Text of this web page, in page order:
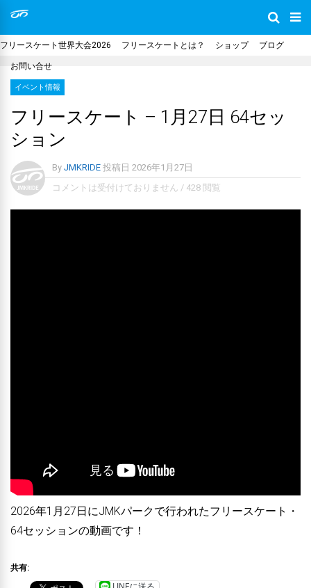
フリースケート世界大会2026 フリースケートとは？ ショップ ブログ
お問い合せ
イベント情報
フリースケート – 1月27日 64セッ
ション
By JMKRIDE 投稿日 2026年1月27日
コメントは受付けておりません / 428 閲覧
2026年1月27日にJMKパークで行われたフリースケート・
64セッションの動画です！
共有: